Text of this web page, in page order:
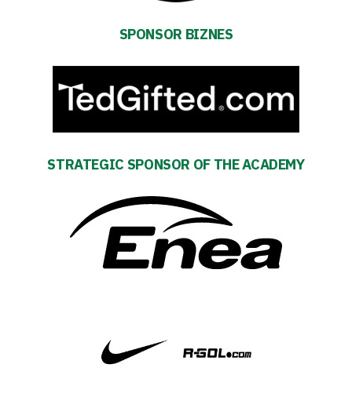
schedule
Tickets
Contact
SPONSOR BIZNES
STRATEGIC SPONSOR OF THE ACADEMY